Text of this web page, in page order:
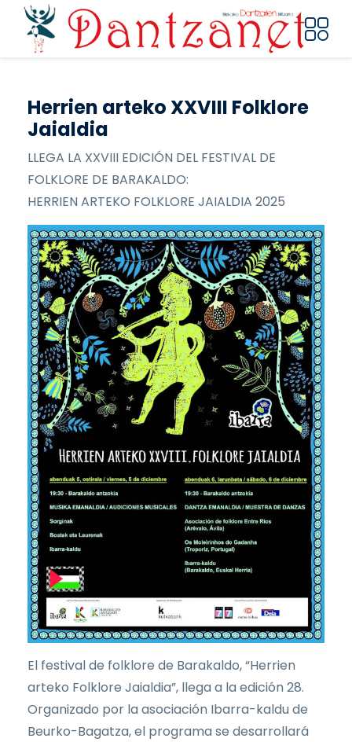
Pasar al contenido principal
Herrien arteko XXVIII Folklore
Jaialdia
LLEGA LA XXVIII EDICIÓN DEL FESTIVAL DE
FOLKLORE DE BARAKALDO:
HERRIEN ARTEKO FOLKLORE JAIALDIA 2025
El festival de folklore de Barakaldo, “Herrien
arteko Folklore Jaialdia”, llega a la edición 28.
Organizado por la asociación Ibarra-kaldu de
Beurko-Bagatza, el programa se desarrollará